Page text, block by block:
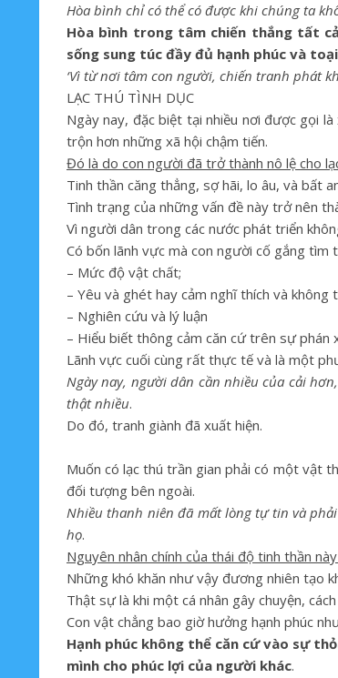
Hòa bình chỉ có thể có được khi chúng ta
Hòa bình trong tâm chiến thắng tất
sống sung túc đầy đủ hạnh phúc và
‘Vì từ nơi tâm con người, chiến tranh phát
LẠC THÚ TÌNH DỤC
Ngày nay, đặc biệt tại nhiều nơi được gọi
trộn hơn những xã hội chậm tiến.
Đó là do con người đã trở thành nô lệ cho
Tinh thần căng thẳng, sợ hãi, lo âu, và bất
Tình trạng của những vấn đề này trở nên
Vì người dân trong các nước phát triển
Có bốn lãnh vực mà con người cố gắng tìm
– Mức độ vật chất;
– Yêu và ghét hay cảm nghĩ thích và không
– Nghiên cứu và lý luận
– Hiểu biết thông cảm căn cứ trên sự
Lãnh vực cuối cùng rất thực tế và là một
Ngày nay, người dân cần nhiều của cải
thật nhiều.
Do đó, tranh giành đã xuất hiện.
Muốn có lạc thú trần gian phải có một vật
đối tượng bên ngoài.
Nhiều thanh niên đã mất lòng tự tin và
họ.
Nguyên nhân chính của thái độ tinh thần
Những khó khăn như vậy đương nhiên tạo
Thật sự là khi một cá nhân gây chuyện,
Con vật chẳng bao giờ hưởng hạnh phúc
Hạnh phúc không thể căn cứ vào sự
mình cho phúc lợi của người khác.